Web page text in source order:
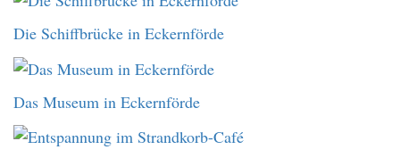
Die Schiffbrücke in Eckernförde
Das Museum in Eckernförde